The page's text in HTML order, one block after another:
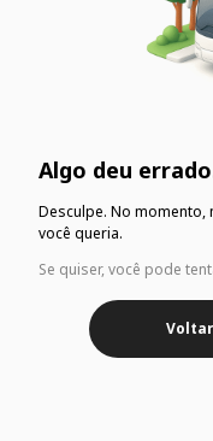
Algo deu
Desculpe. No
você queria.
Se quiser, você pode